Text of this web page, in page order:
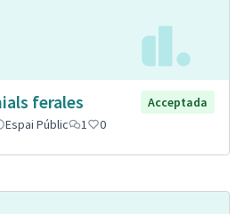
ferales
Acceptada
Espai Públic 1 0